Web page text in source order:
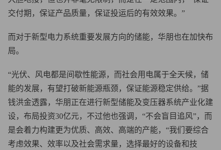
交付期，保证产品质量，保证投运后的有效效果。”
而对于新型电力系统重要发展方向的储能，华朋也在加快布
局。
“光伏、风电都是间歇性能源，而社会用电属于全天候，储
能的发展，有望打破新能源瓶颈，保证能源稳定供给。”据
钱洪金透露，华朋正在进行新型储能及变压器系统产业化建
设，布局投资30亿元，不过他也强调，“不会盲目追风”，而
是会着力构建更为优质、高效、高端的产能，“我们要综合
考虑效果、效率以及社会需求量，选择最好的设备和技